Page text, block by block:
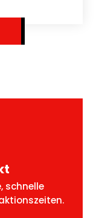
schnelle